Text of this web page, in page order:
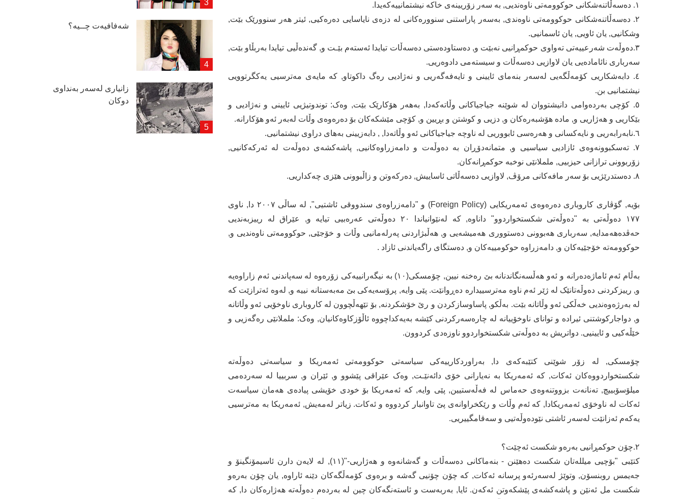
١. دەسەڵاتنەشکانی حوکوومەتی ناوەندیی, بە سەر زۆریینەی خاکە نیشتمانییەکەیدا.
٢. دەسەڵاتنەشکانی حوکوومەتی ناوەندی, بەسەر پاراستنی سنوورەکانی لە دزەی نایاسایی دەرەکیی, ئیتر هەر سنوورێک بێت,
وشکانیی, یان ئاویی, یان ئاسمانیی.
٣.دەوڵەت شەرعییەتی تەواوی حوکمڕانیی نەبێت و, دەستاودەستی دەسەڵات تیایدا ئەستەم بێـت و, گەندەڵیی تیایدا بەربڵاو بێت,
سەرباری نائامادەیی یان لاوازیی دەسەڵات و سیستەمی دادوەریی.
٤. دابەشکاریی کۆمەڵگەیی لەسەر بنەمای ئایینی و تایەفەگەریی و نەژادیی رەگ داکوتاو, کە مایەی مەترسیی یەکگرتوویی
نیشتمانیی بن.
٥. کۆچی بەردەوامی دانیشتووان لە شوێنە جیاجیاکانی وڵاتەکەدا, بەهەر هۆکارێک بێت, وەک: توندوتیژیی ئایینی و نەژادیی و
بێکاریی و هەژاریی و, مادە هۆشبەرەکان و, دزیی و کوشتن و بڕیین و, کۆچی مێشکەکان بۆ دەرەوەی وڵات لەبەر ئەو هۆکارانە.
٦.نابەرابەریی و نایەکسانی و هەرەسی ئابووریی لە ناوچە جیاجیاکانی ئەو وڵاتەدا, , دابەزیینی بەهای دراوی نیشتمانیی.
٧. تەسکبوونەوەی ئازادیی سیاسیی و, متمانەدۆڕان بە دەوڵەت و دامەزراوەکانیی, پاشەکشەی دەوڵەت لە ئەرکەکانیی,
زۆربوونی ترازانی حیزبیی, ململانێی نوخبە حوکمڕانەکان.
٨. دەستدرێژیی بۆ سەر مافەکانی مرۆڤ, لاوازیی دەسەڵاتی ئاساییش, دەرکەوتن و زاڵبوونی هێزی چەکداریی.
بۆیە, گۆڤاری کاروباری دەرەوەی ئەمەریکایی (Foreign Policy) و "دامەزراوەی سندووقی ئاشتیی", لە ساڵی ٢٠٠٧ دا, ناوی
١٧٧ دەوڵەتی بە "دەوڵەتی شکستخواردوو" داناوە, کە لەنێوانیاندا ٢٠ دەوڵەتی عەرەبیی تیایە و, عێراق لە رییزبەندیی
حەڤدەهەمدایە, سەرباری هەبوونی دەستووری هەمیشەیی و, هەڵبژاردنی پەرلەمانیی وڵات و خۆجێی, حوکوومەتی ناوەندیی و,
حوکوومەتە خۆجێیەکان و, دامەزراوە حوکومییەکان و, دەستگای راگەیاندنی ئازاد .
بەڵام ئەم ئاماژەدەرانە و ئەو هەڵسەنگاندنانە بێ رەخنە نیین, چۆمسکی(١٠) بە نیگەرانییەکی زۆرەوە لە سەپاندنی ئەم زاراوەیە
و, رییزکردنی دەوڵەتانێک لە ژێر ئەم ناوە مەترسییدارە دەڕوانێت. پێی وایە, پرۆسەیەکی بێ مەبەستانە نییە و, لەوە ئەترازێت کە
لە بەرژەوەندیی خەڵکی ئەو وڵاتانە بێت. بەڵکو, پاساوسازکردن و رێ خۆشکردنە, بۆ تێهەڵچوون لە کاروباری ناوخۆیی ئەو وڵاتانە
و, دواجارکوشتنی ئیرادە و توانای ناوخۆییانە لە چارەسەرکردنی کێشە بەیەکداچووە ئاڵۆزکاوەکانیان, وەک: ململانێی رەگەزیی و
خێڵەکیی و ئایینیی. دواتریش بە دەوڵەتی شکستخواردوو ناوزەدی کردوون.
چۆمسکی, لە زۆر شوێنی کتێبەکەی دا, بەراوردکارییەکی سیاسەتی حوکوومەتی ئەمەریکا و سیاسەتی دەوڵەتە
شکستخواردووەکان ئەکات, کە ئەمەریکا بە نەیارانی خۆی دائەنێـت, وەک عێراقی پێشوو و, ئێران و, سربییا لە سەردەمی
میلۆسۆبییچ, تەنانەت بزووتنەوەی حەماس لە فەڵەستیین, پێی وایە, کە ئەمەریکا بۆ خودی خۆیشی پیادەی هەمان سیاسەت
ئەکات لە ناوخۆی ئەمەریکادا, کە ئەم وڵات و رێکخراوانەی پێ تاوانبار کردووە و ئەکات. زیاتر لەمەیش, ئەمەریکا بە مەترسیی
یەکەم ئەزانێت لەسەر ئاشتی نێودەوڵەتیی و سەقامگییریی.
٢.چۆن حوکمڕانیی بەرەو شکست ئەچێت؟
کتێبی "بۆچیی میللەتان شکست دەهێنن - بنەماکانی دەسەڵات و گەشانەوە و هەژاریی-"(١١), لە لایەن دارن ئاسیمۆنگینۆ و
جەیمس روبنسۆن, وتوێژ لەسەرئەو پرسانە ئەکات, کە چۆن چۆنیی گەشە و برەوی کۆمەڵگەکان دێنە ئاراوە, یان چۆن بەرەو
شکست مل ئەنێن و پاشەکشەی پێشکەوتن ئەکەن. ئایا, بەربەست و ئاستەنگەکان چین لە بەردەم دەوڵەتە هەژارەکان دا, کە
شەفافیەت چــیە؟
زانیاری لەسەر بەنداوی
دوكان